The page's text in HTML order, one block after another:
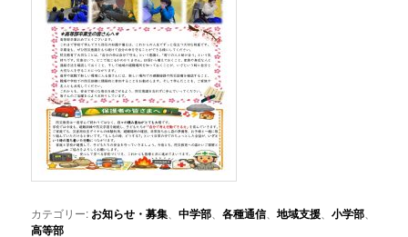
カテゴリー: お知らせ・募集 、中学部 、各種通信、地域支援 、小学部
高等部